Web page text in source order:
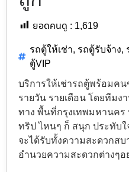
ยอดคนดู : 1,619
รถตู้ให้เช่า, รถตู้รับจ้าง,
ตู้VIP
บริการให้เช่ารถตู้พร้อมค
รายวัน รายเดือน โดยทีม
ทาง พื้นที่กรุงเทพมหานค
ทริป ไหนๆ ก็ สนุก ประทับใ
จะได้รับทั้งความสะดวกส
อำนวยความสะดวกต่างๆ